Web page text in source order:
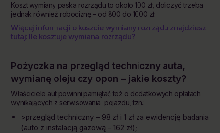
Koszt wymiany paska rozrządu to około 100 zł, doliczyć trzeba
jednak również robociznę – od 800 do 1000 zł.
Więcej informacji o koszcie wymiany rozrządu znajdziesz
tutaj: Ile kosztuje wymiana rozrządu?
Pożyczka na przegląd techniczny auta,
wymianę oleju czy opon – jakie koszty?
Właściciele aut powinni pamiętać też o dodatkowych opłatach
wynikających z serwisowania pojazdu, tzn.:
>przegląd techniczny – 98 zł i 1 zł za ewidencję badania
(auto z instalacją gazową – 162 zł);